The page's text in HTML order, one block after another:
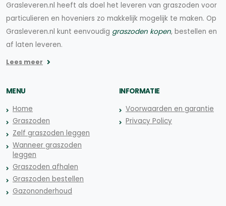
Grasleveren.nl heeft als doel het leveren van graszoden voor
particulieren en hoveniers zo makkelijk mogelijk te maken. Op
Grasleveren.nl kunt eenvoudig graszoden kopen, bestellen en
af laten leveren.
Lees meer
MENU
Home
Graszoden
Zelf graszoden leggen
Wanneer graszoden
leggen
Graszoden afhalen
Graszoden bestellen
Gazononderhoud
INFORMATIE
Voorwaarden en garantie
Privacy Policy